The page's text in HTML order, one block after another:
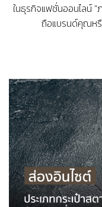
ในธุรกิจแฟชั่นออนไลน์
ถือแบรนด์คุณหรื